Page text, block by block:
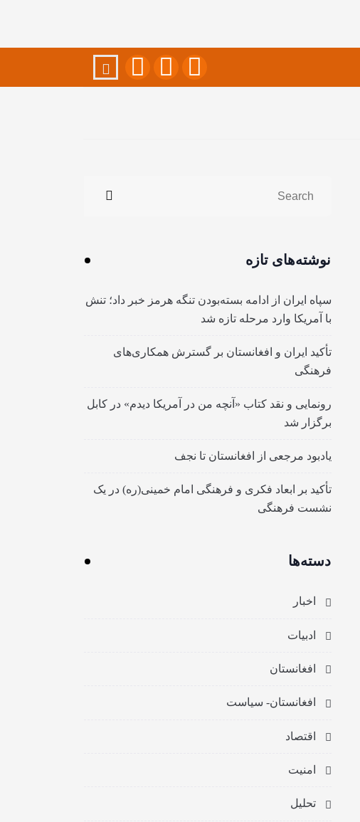
نوشته‌های تازه
سپاه ایران از ادامه بسته‌بودن تنگه هرمز خبر داد؛ تنش
با آمریکا وارد مرحله تازه شد
تأکید ایران و افغانستان بر گسترش همکاری‌های
فرهنگی
رونمایی و نقد کتاب «آنچه من در آمریکا دیدم» در کابل
برگزار شد
یادبود مرجعی از افغانستان تا نجف
تأکید بر ابعاد فکری و فرهنگی امام خمینی(ره) در یک
نشست فرهنگی
دسته‌ها
اخبار
ادبیات
افغانستان
افغانستان- سیاست
اقتصاد
امنیت
تحلیل